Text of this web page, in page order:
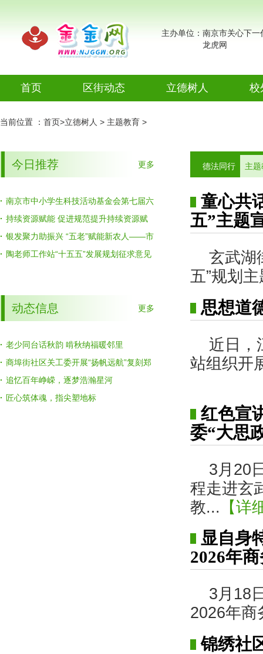
主办单位：南京市关心下一
龙虎网
首页 区街动态
今日推荐
图片新闻
金金视频
立德树人
讲师团
少年法学
院
校
当前位置 ： 首页>立德树人 > 主题教育 >
今日推荐 更多
· 南京市中小学生科技活动基金会第七届六
次理事会召开
· 持续资源赋能 促进规范提升持续资源赋
能 促进规范提升——全市校外教育辅导站
提升工作座谈会召开
· 银发聚力助振兴 “五老”赋能新农人——市
关工委召开加强“三扶两创”“五老”工作室建
· 陶老师工作站“十五五”发展规划征求意见
动态信息 更多
· 老少同台话秋韵 啃秋纳福暖邻里
· 商埠街社区关工委开展“扬帆远航”复刻郑
和宝船活动
· 追忆百年峥嵘，逐梦浩瀚星河
· 匠心筑体魂，指尖塑地标
德法同行 主
童心共
五”主题
玄武湖
五”规划
思想道
近日，
站组织开
红色宣
委“大思
3月20
程走进玄
教... 【详
显自身
2026年
3月18
2026年商
锦绣社